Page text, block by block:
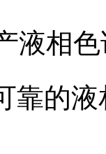
液相
靠的